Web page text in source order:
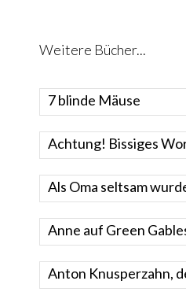
Weitere Bücher...
7 blinde Mäuse
Achtung! Bissiges
Als Oma seltsam
Anne auf Green
Anton Knusperzahn,